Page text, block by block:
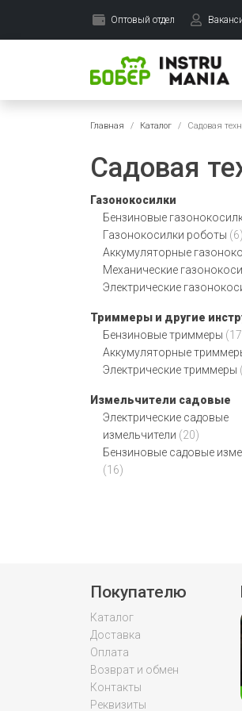
Оптовый отдел
Главная Каталог Садовая
Садовая
Газонокосилки
Бензиновые
Газонокосилки роботы (6)
Аккумуляторные
Механические
Электрические
Триммеры и другие
Бензиновые триммеры
Аккумуляторные
Электрические триммеры
Измельчители садовые
Электрические садовые
измельчители (20)
Бензиновые садовые
(16)
Покупателю
Каталог
Доставка
Оплата
Возврат и обмен
Контакты
Реквизиты